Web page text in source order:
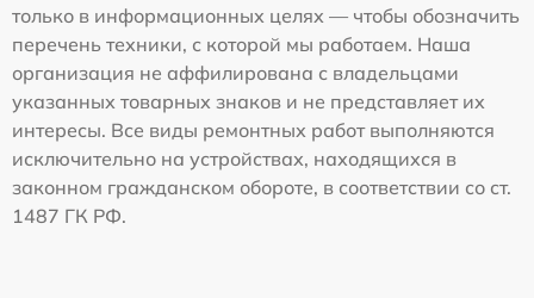
только в информационных целях — чтобы обозначить
перечень техники, с которой мы работаем. Наша
организация не аффилирована с владельцами
указанных товарных знаков и не представляет их
интересы. Все виды ремонтных работ выполняются
исключительно на устройствах, находящихся в
законном гражданском обороте, в соответствии со ст.
1487 ГК РФ.